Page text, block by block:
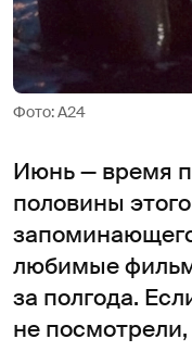
Фото: A24
Июнь — время
половины
любимые
за полгода.
не